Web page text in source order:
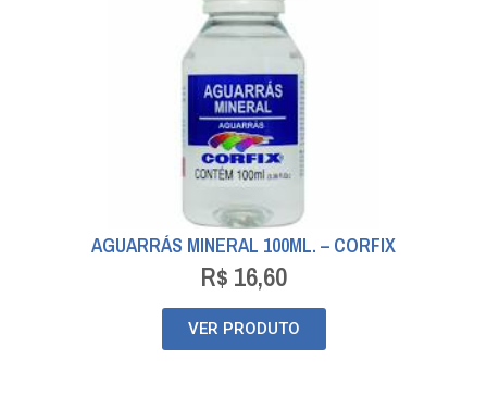
AGUARRÁS MINERAL 100ML. – CORFIX
R$ 16,60
VER PRODUTO